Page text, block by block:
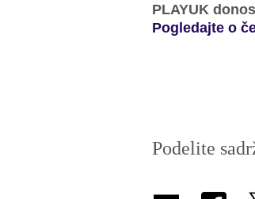
PLAYUK
Pogledajte o
Podelite